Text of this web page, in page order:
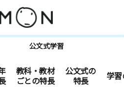
公文式学習
教科・教材
ごとの特長
公文式の
特長
学